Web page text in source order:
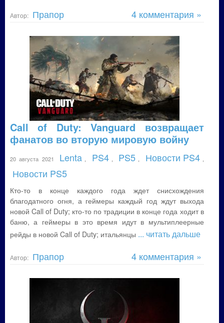
Автор: Прапор 4 комментария »
Call of Duty: Vanguard возвращает
фанатов во вторую мировую войну
20 августа 2021 Lenta PS4 PS5 Новости PS4
Новости PS5
Кто-то в конце каждого года ждет снисхождения
благодатного огня, а геймеры каждый год ждут выхода
новой Call of Duty; кто-то по традиции в конце года ходит в
баню, а геймеры в это время идут в мультиплеерные
рейды в новой Call of Duty; итальянцы ... читать дальше
Автор: Прапор 4 комментария »